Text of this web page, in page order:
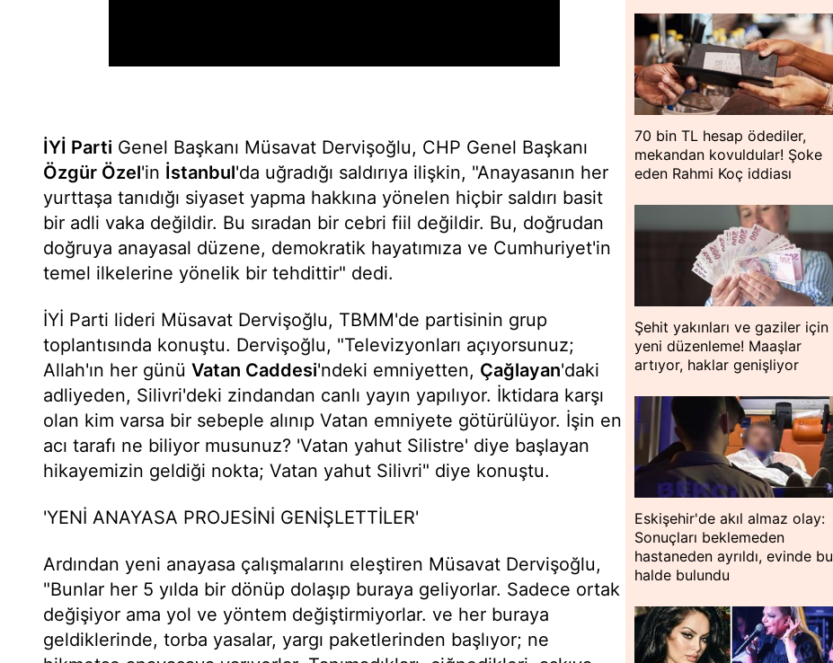
İYİ Parti Genel Başkanı Müsavat Dervişoğlu, CHP Genel Başkanı
Özgür Özel'in İstanbul'da uğradığı saldırıya ilişkin, "Anayasanın her
yurttaşa tanıdığı siyaset yapma hakkına yönelen hiçbir saldırı basit
bir adli vaka değildir. Bu sıradan bir cebri fiil değildir. Bu, doğrudan
doğruya anayasal düzene, demokratik hayatımıza ve Cumhuriyet'in
temel ilkelerine yönelik bir tehdittir" dedi.
İYİ Parti lideri Müsavat Dervişoğlu, TBMM'de partisinin grup
toplantısında konuştu. Dervişoğlu, "Televizyonları açıyorsunuz;
Allah'ın her günü Vatan Caddesi'ndeki emniyetten, Çağlayan'daki
adliyeden, Silivri'deki zindandan canlı yayın yapılıyor. İktidara karşı
olan kim varsa bir sebeple alınıp Vatan emniyete götürülüyor. İşin en
acı tarafı ne biliyor musunuz? 'Vatan yahut Silistre' diye başlayan
hikayemizin geldiği nokta; Vatan yahut Silivri" diye konuştu.
'YENİ ANAYASA PROJESİNİ GENİŞLETTİLER'
Ardından yeni anayasa çalışmalarını eleştiren Müsavat Dervişoğlu,
"Bunlar her 5 yılda bir dönüp dolaşıp buraya geliyorlar. Sadece ortak
değişiyor ama yol ve yöntem değiştirmiyorlar. ve her buraya
geldiklerinde, torba yasalar, yargı paketlerinden başlıyor; ne
70 bin TL hesap ödediler,
mekandan kovuldular! Şoke
eden Rahmi Koç iddiası
Şehit yakınları ve gaziler için
yeni düzenleme! Maaşlar
artıyor, haklar genişliyor
Eskişehir'de akıl almaz olay:
Sonuçları beklemeden
hastaneden ayrıldı, evinde bu
halde bulundu